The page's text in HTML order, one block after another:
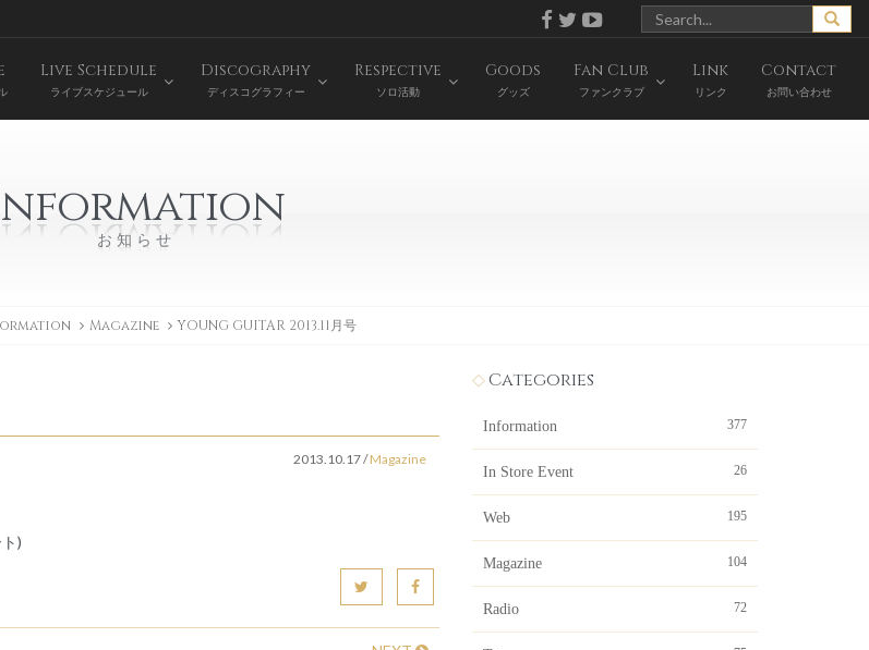
Live Schedule
ライブスケジュール
Discography
ディスコグラフィー
Respective
ソロ活動
Goods
グッズ
Fan Club
ファンクラブ
Link
リンク
Contact
お問い合わせ
お知らせ
Magazine YOUNG GUITAR 2013.11月号
2013.10.17/Magazine
)
Categories
Information 377
In Store Event 26
Web 195
Magazine 104
Radio 72